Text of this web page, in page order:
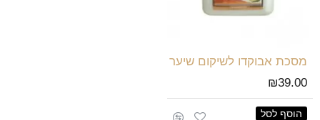
מסכת אבוקדו לשיקום שיער
₪39.00
הוסף לסל